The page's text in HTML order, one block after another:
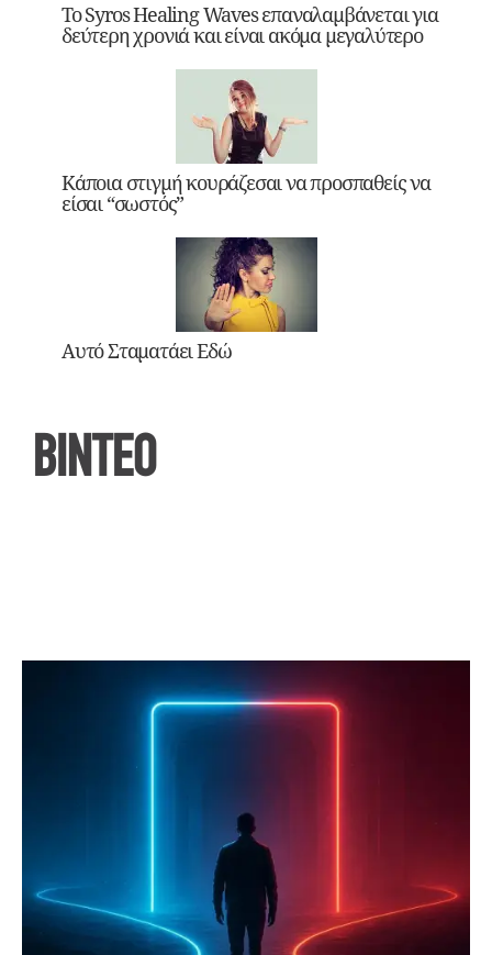
Το Syros Healing Waves επαναλαμβάνεται για
δεύτερη χρονιά και είναι ακόμα μεγαλύτερο
Κάποια στιγμή κουράζεσαι να προσπαθείς να
είσαι “σωστός”
Αυτό Σταματάει Εδώ
ΒΙΝΤΕΟ